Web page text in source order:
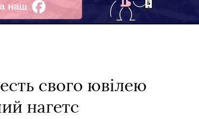
наш
свого ювілею
нагетс